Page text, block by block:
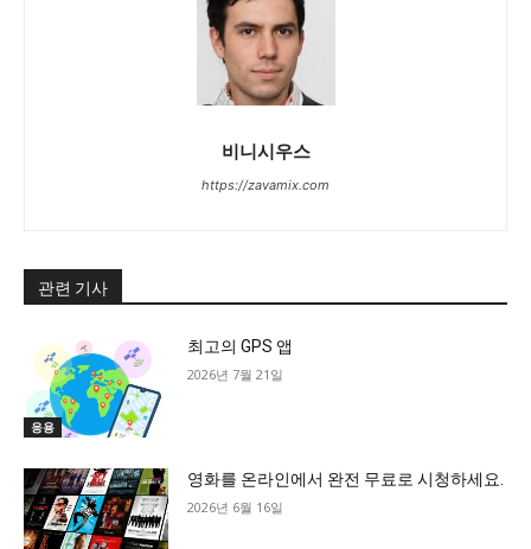
비니시우스
https://zavamix.com
관련 기사
응용
최고의 GPS 앱
2026년 7월 21일
영화를 온라인에서 완전 무료로 시청하세요.
2026년 6월 16일